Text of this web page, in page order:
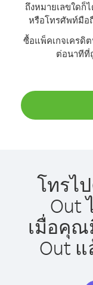
ถึงหมายเลขใดก็
หรือโทรศัพท์มือ
ซื้อแพ็คเกจเครดิ
ต่อนาทีที่
โทรไ
Out
เมื่อคุณ
Out